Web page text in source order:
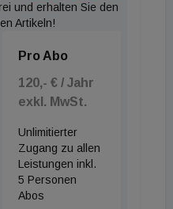
und erhalten Sie den
Artikeln!
Pro Abo
120,- € / Jahr
exkl. MwSt.
Unlimitierter
Zugang zu allen
Leistungen inkl.
5 Personen
Abos